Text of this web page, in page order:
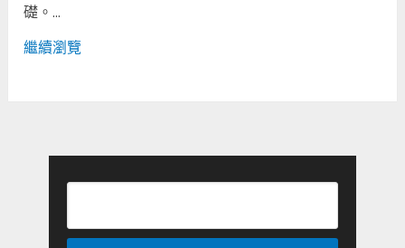
礎。...
繼續瀏覽